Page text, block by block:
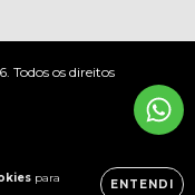
para
ENTENDI
Todos os direitos